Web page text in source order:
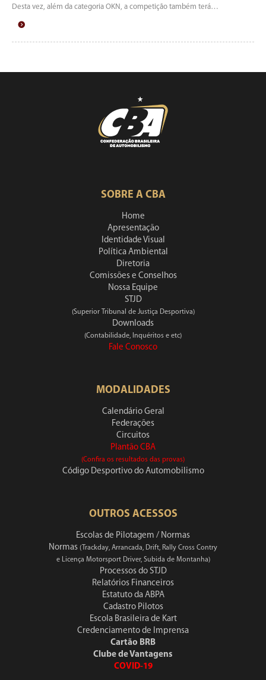
Desta vez, além da categoria OKN, a competição também terá…
SOBRE A CBA
Home
Apresentação
Identidade Visual
Política Ambiental
Diretoria
Comissões e Conselhos
Nossa Equipe
STJD
(Superior Tribunal de Justiça Desportiva)
Downloads
(Contabilidade, Inquéritos e etc)
Fale Conosco
MODALIDADES
Calendário Geral
Federações
Circuitos
Plantão CBA
(Confira os resultados das provas)
Código Desportivo do Automobilismo
OUTROS ACESSOS
Escolas de Pilotagem / Normas
Normas (Trackday, Arrancada, Drift, Rally Cross Contry
e Licença Motorsport Driver, Subida de Montanha)
Processos do STJD
Relatórios Financeiros
Estatuto da ABPA
Cadastro Pilotos
Escola Brasileira de Kart
Credenciamento de Imprensa
Cartão BRB
Clube de Vantagens
COVID-19